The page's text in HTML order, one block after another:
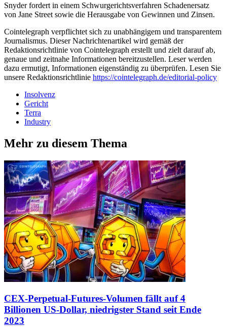
Snyder fordert in einem Schwurgerichtsverfahren Schadenersatz
von Jane Street sowie die Herausgabe von Gewinnen und Zinsen.
Cointelegraph verpflichtet sich zu unabhängigem und transparentem
Journalismus. Dieser Nachrichtenartikel wird gemäß der
Redaktionsrichtlinie von Cointelegraph erstellt und zielt darauf ab,
genaue und zeitnahe Informationen bereitzustellen. Leser werden
dazu ermutigt, Informationen eigenständig zu überprüfen. Lesen Sie
unsere Redaktionsrichtlinie https://cointelegraph.de/editorial-policy
Insolvenz
Gericht
Terra
Industry
Mehr zu diesem Thema
CEX-Perpetual-Futures-Volumen fällt auf 4
Billionen US-Dollar, niedrigster Stand seit Ende
2023